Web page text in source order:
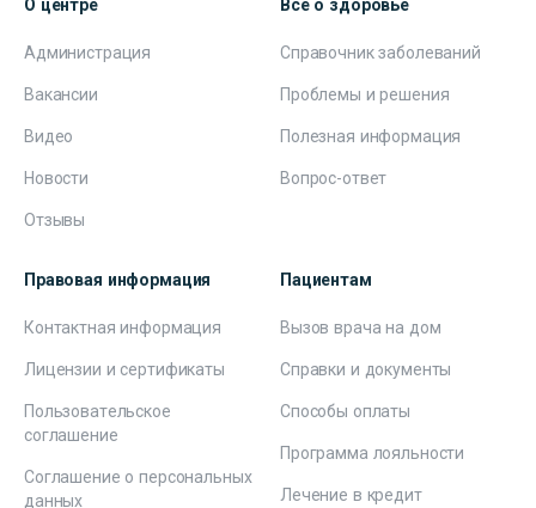
О центре
Администрация
Вакансии
Видео
Новости
Отзывы
Всё о здоровье
Справочник заболеваний
Проблемы и решения
Полезная информация
Вопрос-ответ
Правовая информация
Контактная информация
Лицензии и сертификаты
Пользовательское
соглашение
Соглашение о персональных
данных
Пациентам
Вызов врача на дом
Справки и документы
Способы оплаты
Программа лояльности
Лечение в кредит